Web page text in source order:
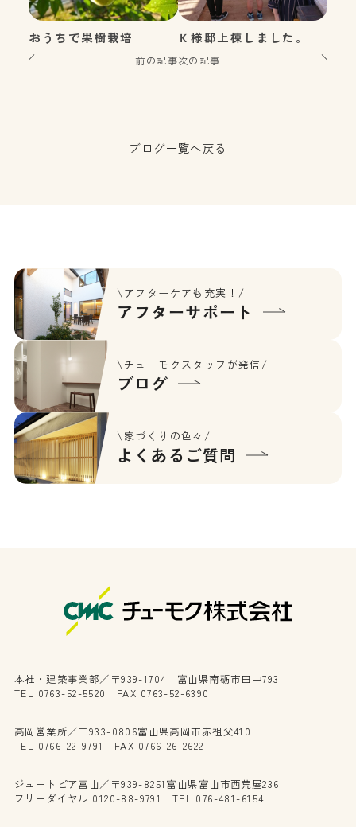
おうちで果樹栽培
前の記事
Ｋ様邸上棟しました。
次の記事
ブログ一覧へ戻る
\アフターケアも充実！/
アフターサポート
\チューモクスタッフが発信/
ブログ
\家づくりの色々/
よくあるご質問
本社・建築事業部／〒939-1704 富山県南砺市田中793
TEL 0763-52-5520 FAX 0763-52-6390
高岡営業所／〒933-0806富山県高岡市赤祖父410
TEL 0766-22-9791 FAX 0766-26-2622
ジュートピア富山／〒939-8251富山県富山市西荒屋236
フリーダイヤル 0120-88-9791 TEL 076-481-6154